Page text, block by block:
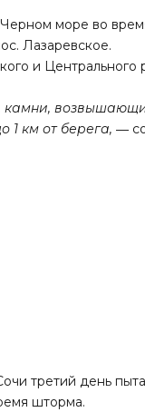
Черном море во
Лазаревское.
и Центрального
1 км от берега,―
третий день
шторма.